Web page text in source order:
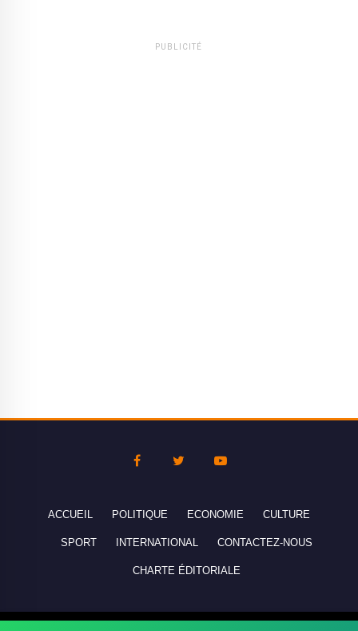
PUBLICITÉ
ACCUEIL POLITIQUE ECONOMIE CULTURE
SPORT INTERNATIONAL CONTACTEZ-NOUS
CHARTE ÉDITORIALE